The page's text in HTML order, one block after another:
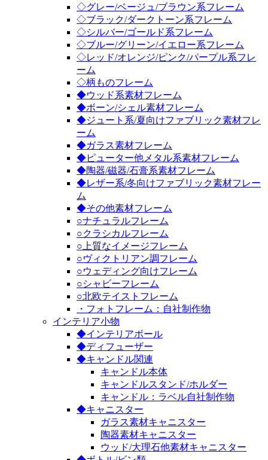
◇グレー/ベージュ/ブラウン系フレーム
◇ブラック/ダークトーン系フレーム
◇シルバー/ゴールド系フレーム
◇ブルー/グリーン/イエロー系フレーム
◇レッド/オレンジ/ピンク/パープル系フレ
ーム
◇柄ものフレーム
◆ウッド系素材フレーム
◆ボーン/シェル素材フレーム
◆ジュート系/夏向けファブリック素材フレ
ーム
◆ガラス素材フレーム
◆ピューター他メタル系素材フレーム
◆陶器/磁器/石膏系素材フレーム
◆レザー系/冬向けファブリック素材フレー
ム
◆その他素材フレーム
○ナチュラルフレーム
○クラシカルフレーム
○上質なイメージフレーム
○ヴィクトリアン調フレーム
○ウェディング向けフレーム
○シャビーフレーム
○北欧テイストフレーム
・フォトフレーム：自社制作物
インテリア小物
◆インテリアボール
◆ディフューザー
◆キャンドル関連
キャンドル本体
キャンドルスタンド/ホルダー
キャンドル：ラベル自社制作物
◆キャニスター
ガラス素材キャニスター
陶器素材キャニスター
ウッド/大理石他素材キャニスター